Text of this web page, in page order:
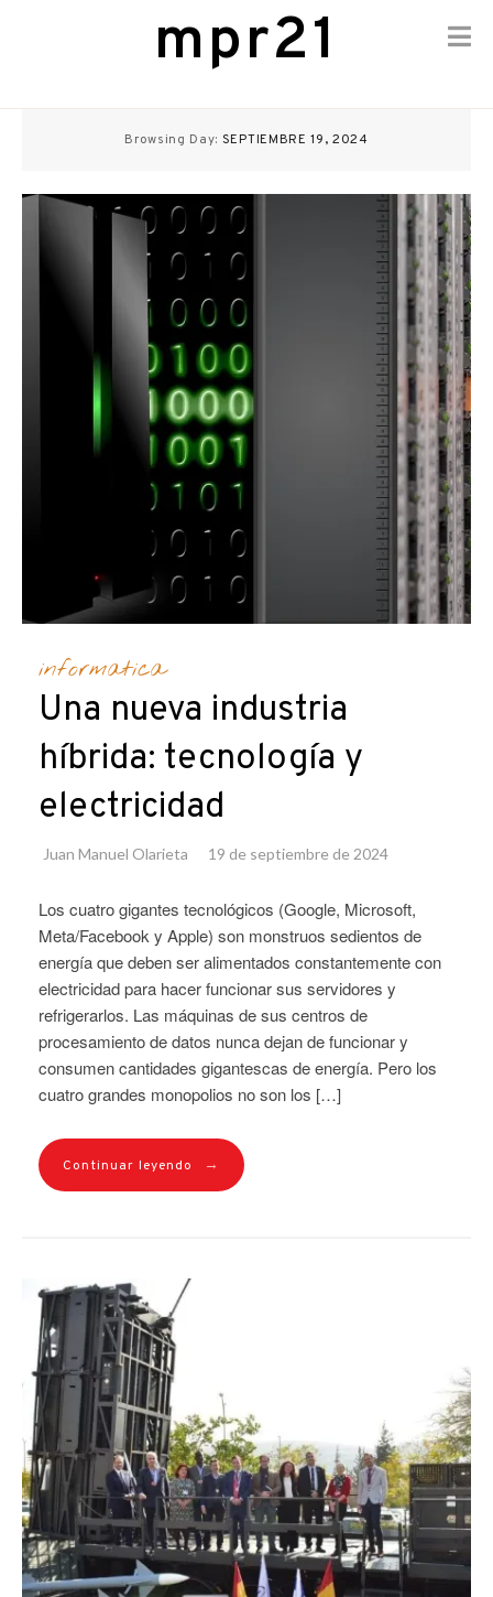
mpr21
Browsing Day: SEPTIEMBRE 19, 2024
informatica
Una nueva industria
híbrida: tecnología y
electricidad
Juan Manuel Olarieta 19 de septiembre de 2024
Los cuatro gigantes tecnológicos (Google, Microsoft,
Meta/Facebook y Apple) son monstruos sedientos de
energía que deben ser alimentados constantemente con
electricidad para hacer funcionar sus servidores y
refrigerarlos. Las máquinas de sus centros de
procesamiento de datos nunca dejan de funcionar y
consumen cantidades gigantescas de energía. Pero los
cuatro grandes monopolios no son los […]
Continuar leyendo →